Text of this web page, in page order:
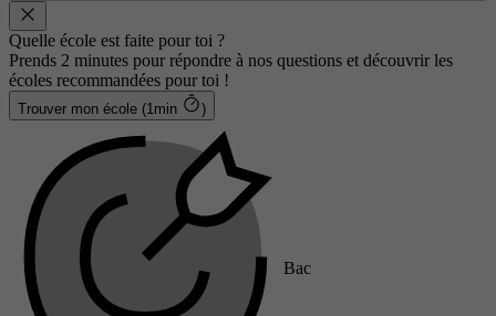
Quelle école est faite pour toi ?
Prends 2 minutes pour répondre à nos questions et découvrir les
écoles recommandées pour toi !
Trouver mon école (1min )
Bac